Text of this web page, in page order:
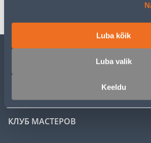
Luba kõik
Luba valik
Keeldu
ОБСЛУЖИВАНИЕ ЧАСТНЫХ
КЛУБ МАСТЕРОВ